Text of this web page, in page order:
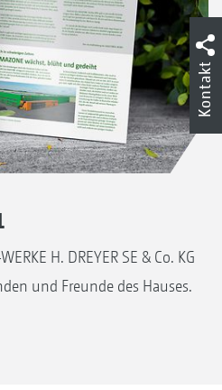
H. DREYER SE & Co. KG
und Freunde des Hauses.
Kontakt